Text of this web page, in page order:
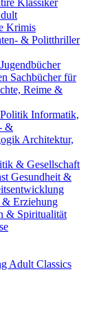
Klassiker
Krimis
& Politthriller
Jugendbücher
Sachbücher für
Reime &
Informatik,
&
Architektur,
& Gesellschaft
Gesundheit &
& Erziehung
& Spiritualität
Adult Classics